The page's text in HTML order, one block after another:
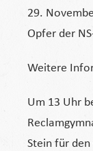
29.
Opfer der
Weitere
Um 13 Uhr
Stein für